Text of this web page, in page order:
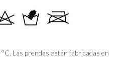
Las prendas están fabricadas en